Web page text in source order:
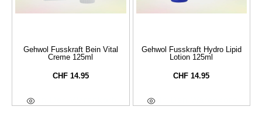
Gehwol Fusskraft Bein Vital
Creme 125ml
CHF14.95
Gehwol Fusskraft Hydro Lipid
Lotion 125ml
CHF 14.95